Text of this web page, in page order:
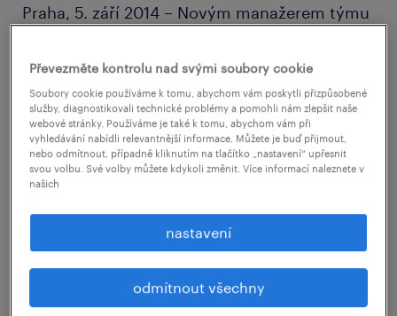
Praha, 5. září 2014 – Novým manažerem týmu
společnosti Randstad se stal Tomáš Bergl. Ve
své funkci se zaměří zejména na upevnění
pozice Randstadu v oblasti vyhledávání
kvalifikovaných zaměstnanců na stálé
pracovní úvazky a další obchodní rozvoj
Tomáš Bergl přichází ze soukromé sféry, kde
působil na pozici Area Sales Manager pro
středoevropský trh. V rámci oboru má za
Převezměte kontrolu nad svými soubory cookie
Soubory cookie používáme k tomu, abychom vám poskytli přizpůsobené
služby, diagnostikovali technické problémy a pomohli nám zlepšit naše
webové stránky. Používáme je také k tomu, abychom vám při
vyhledávání nabídli relevantnější informace. Můžete je buď přijmout,
nebo odmítnout, případně kliknutím na tlačítko „nastavení“ upřesnit
svou volbu. Své volby můžete kdykoli změnit. Více informací naleznete v
našich
nastavení
odmítnout všechny